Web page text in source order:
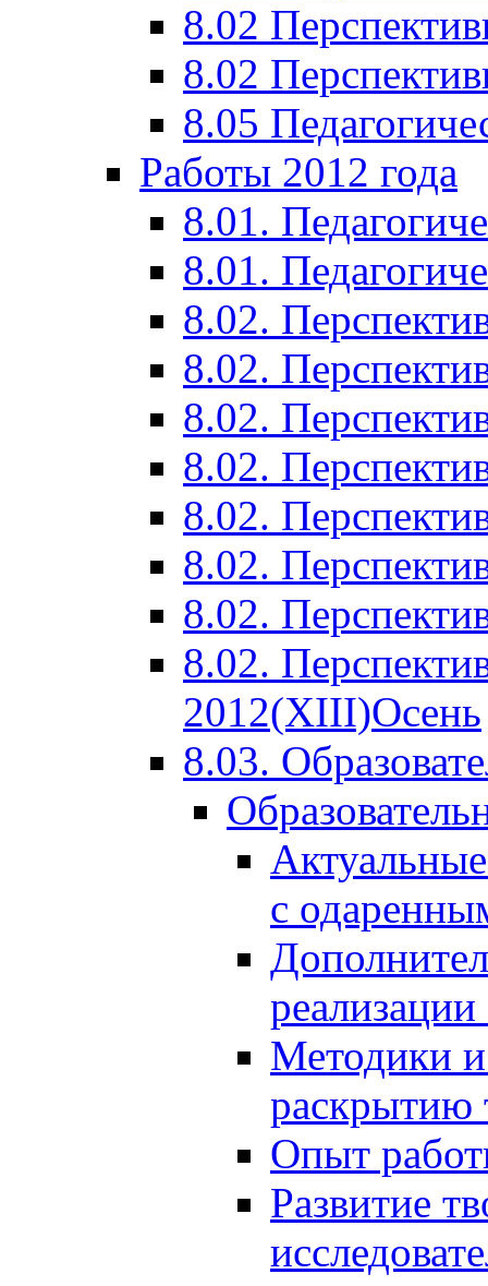
8.02
8.02
8.05
Работы 2012 года
8.01.
8.01.
8.02.
8.02.
8.02.
8.02.
8.02.
8.02.
8.02.
8.02.
2012(XIII)Осень
8.03.
с
Методики
раскрытию
Опыт
Развитие